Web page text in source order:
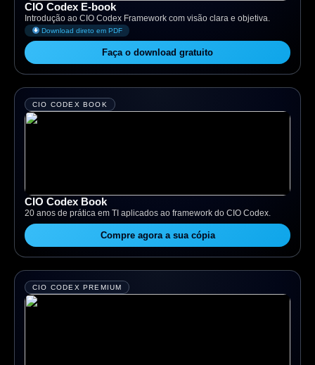
CIO Codex E-book
Introdução ao CIO Codex Framework com visão clara e objetiva.
Download direto em PDF
Faça o download gratuito
CIO CODEX BOOK
CIO Codex Book
20 anos de prática em TI aplicados ao framework do CIO Codex.
Compre agora a sua cópia
CIO CODEX PREMIUM